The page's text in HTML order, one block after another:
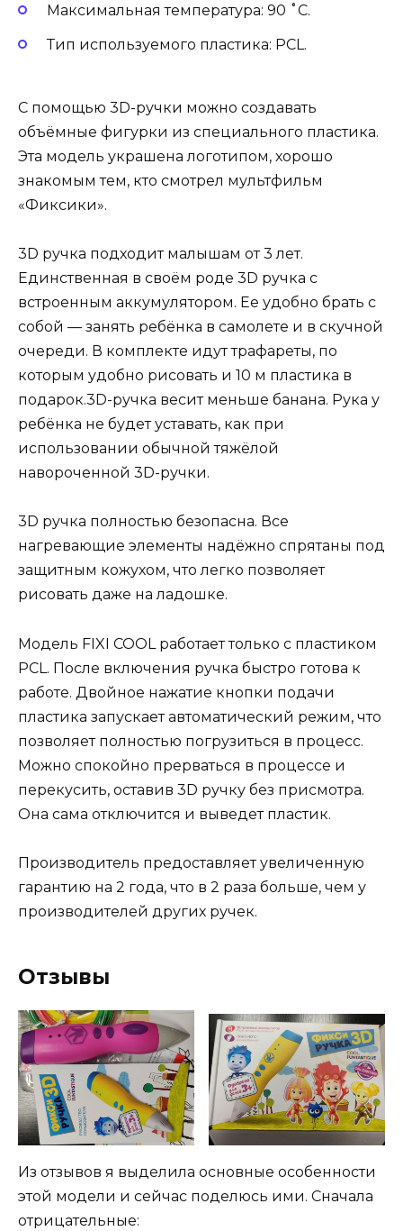
Максимальная температура: 90 ˚С.
Тип используемого пластика: PCL.
С помощью 3D-ручки можно создавать
объёмные фигурки из специального пластика.
Эта модель украшена логотипом, хорошо
знакомым тем, кто смотрел мультфильм
«Фиксики».
3D ручка подходит малышам от 3 лет.
Единственная в своём роде 3D ручка с
встроенным аккумулятором. Ее удобно брать с
собой — занять ребёнка в самолете и в скучной
очереди. В комплекте идут трафареты, по
которым удобно рисовать и 10 м пластика в
подарок.3D-ручка весит меньше банана. Рука у
ребёнка не будет уставать, как при
использовании обычной тяжёлой
навороченной 3D-ручки.
3D ручка полностью безопасна. Все
нагревающие элементы надёжно спрятаны под
защитным кожухом, что легко позволяет
рисовать даже на ладошке.
Модель FIXI COOL работает только с пластиком
PCL. После включения ручка быстро готова к
работе. Двойное нажатие кнопки подачи
пластика запускает автоматический режим, что
позволяет полностью погрузиться в процесс.
Можно спокойно прерваться в процессе и
перекусить, оставив 3D ручку без присмотра.
Она сама отключится и выведет пластик.
Производитель предоставляет увеличенную
гарантию на 2 года, что в 2 раза больше, чем у
производителей других ручек.
Отзывы
Из отзывов я выделила основные особенности
этой модели и сейчас поделюсь ими. Сначала
отрицательные: